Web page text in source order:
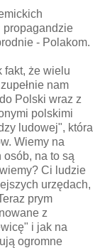
propagandzie
- Polakom.
fakt, że wielu
nam
Polski wraz z
polskimi
ludowej", która
Wiemy na
na to są
Ci ludzie
urzędach,
prym
z
i jak na
ogromne